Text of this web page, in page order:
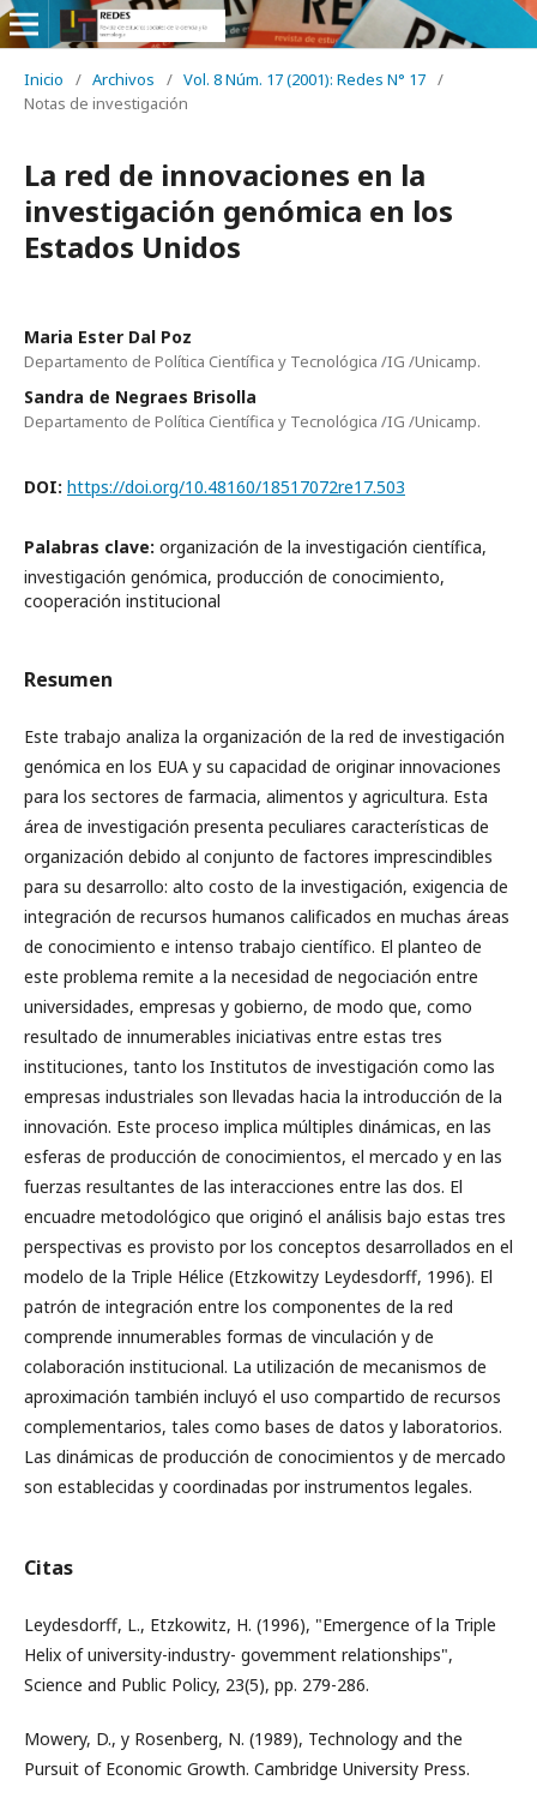
Inicio / Archivos / Vol. 8 Núm. 17 (2001): Redes N° 17 /
Notas de investigación
La red de innovaciones en la
investigación genómica en los
Estados Unidos
Maria Ester Dal Poz
Departamento de Política Científica y Tecnológica /IG /Unicamp.
Sandra de Negraes Brisolla
Departamento de Política Científica y Tecnológica /IG /Unicamp.
DOI: https://doi.org/10.48160/18517072re17.503
Palabras clave: organización de la investigación científica,
investigación genómica, producción de conocimiento,
cooperación institucional
Resumen
Este trabajo analiza la organización de la red de investigación
genómica en los EUA y su capacidad de originar innovaciones
para los sectores de farmacia, alimentos y agricultura. Esta
área de investigación presenta peculiares características de
organización debido al conjunto de factores imprescindibles
para su desarrollo: alto costo de la investigación, exigencia de
integración de recursos humanos calificados en muchas áreas
de conocimiento e intenso trabajo científico. El planteo de
este problema remite a la necesidad de negociación entre
universidades, empresas y gobierno, de modo que, como
resultado de innumerables iniciativas entre estas tres
instituciones, tanto los Institutos de investigación como las
empresas industriales son llevadas hacia la introducción de la
innovación. Este proceso implica múltiples dinámicas, en las
esferas de producción de conocimientos, el mercado y en las
fuerzas resultantes de las interacciones entre las dos. El
encuadre metodológico que originó el análisis bajo estas tres
perspectivas es provisto por los conceptos desarrollados en el
modelo de la Triple Hélice (Etzkowitzy Leydesdorff, 1996). El
patrón de integración entre los componentes de la red
comprende innumerables formas de vinculación y de
colaboración institucional. La utilización de mecanismos de
aproximación también incluyó el uso compartido de recursos
complementarios, tales como bases de datos y laboratorios.
Las dinámicas de producción de conocimientos y de mercado
son establecidas y coordinadas por instrumentos legales.
Citas
Leydesdorff, L., Etzkowitz, H. (1996), "Emergence of la Triple
Helix of university-industry- govemment relationships",
Science and Public Policy, 23(5), pp. 279-286.
Mowery, D., y Rosenberg, N. (1989), Technology and the
Pursuit of Economic Growth. Cambridge University Press.